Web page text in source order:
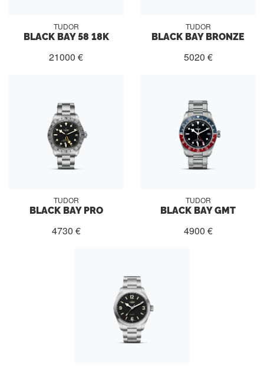
TUDOR
BLACK BAY 58 18K
21000 €
TUDOR
BLACK BAY BRONZE
5020 €
TUDOR
BLACK BAY PRO
4730 €
TUDOR
BLACK BAY GMT
4900 €